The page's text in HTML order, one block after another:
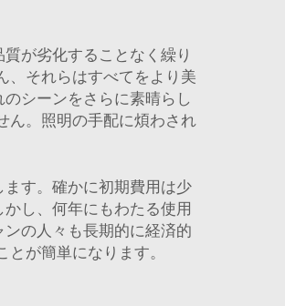
が劣化することなく繰り
、それらはすべてをより美
シーンをさらに素晴らし
ん。照明の手配に煩わされ
す。確かに初期費用は少
し、何年にもわたる使用
の人々も長期的に経済的
が簡単になります。